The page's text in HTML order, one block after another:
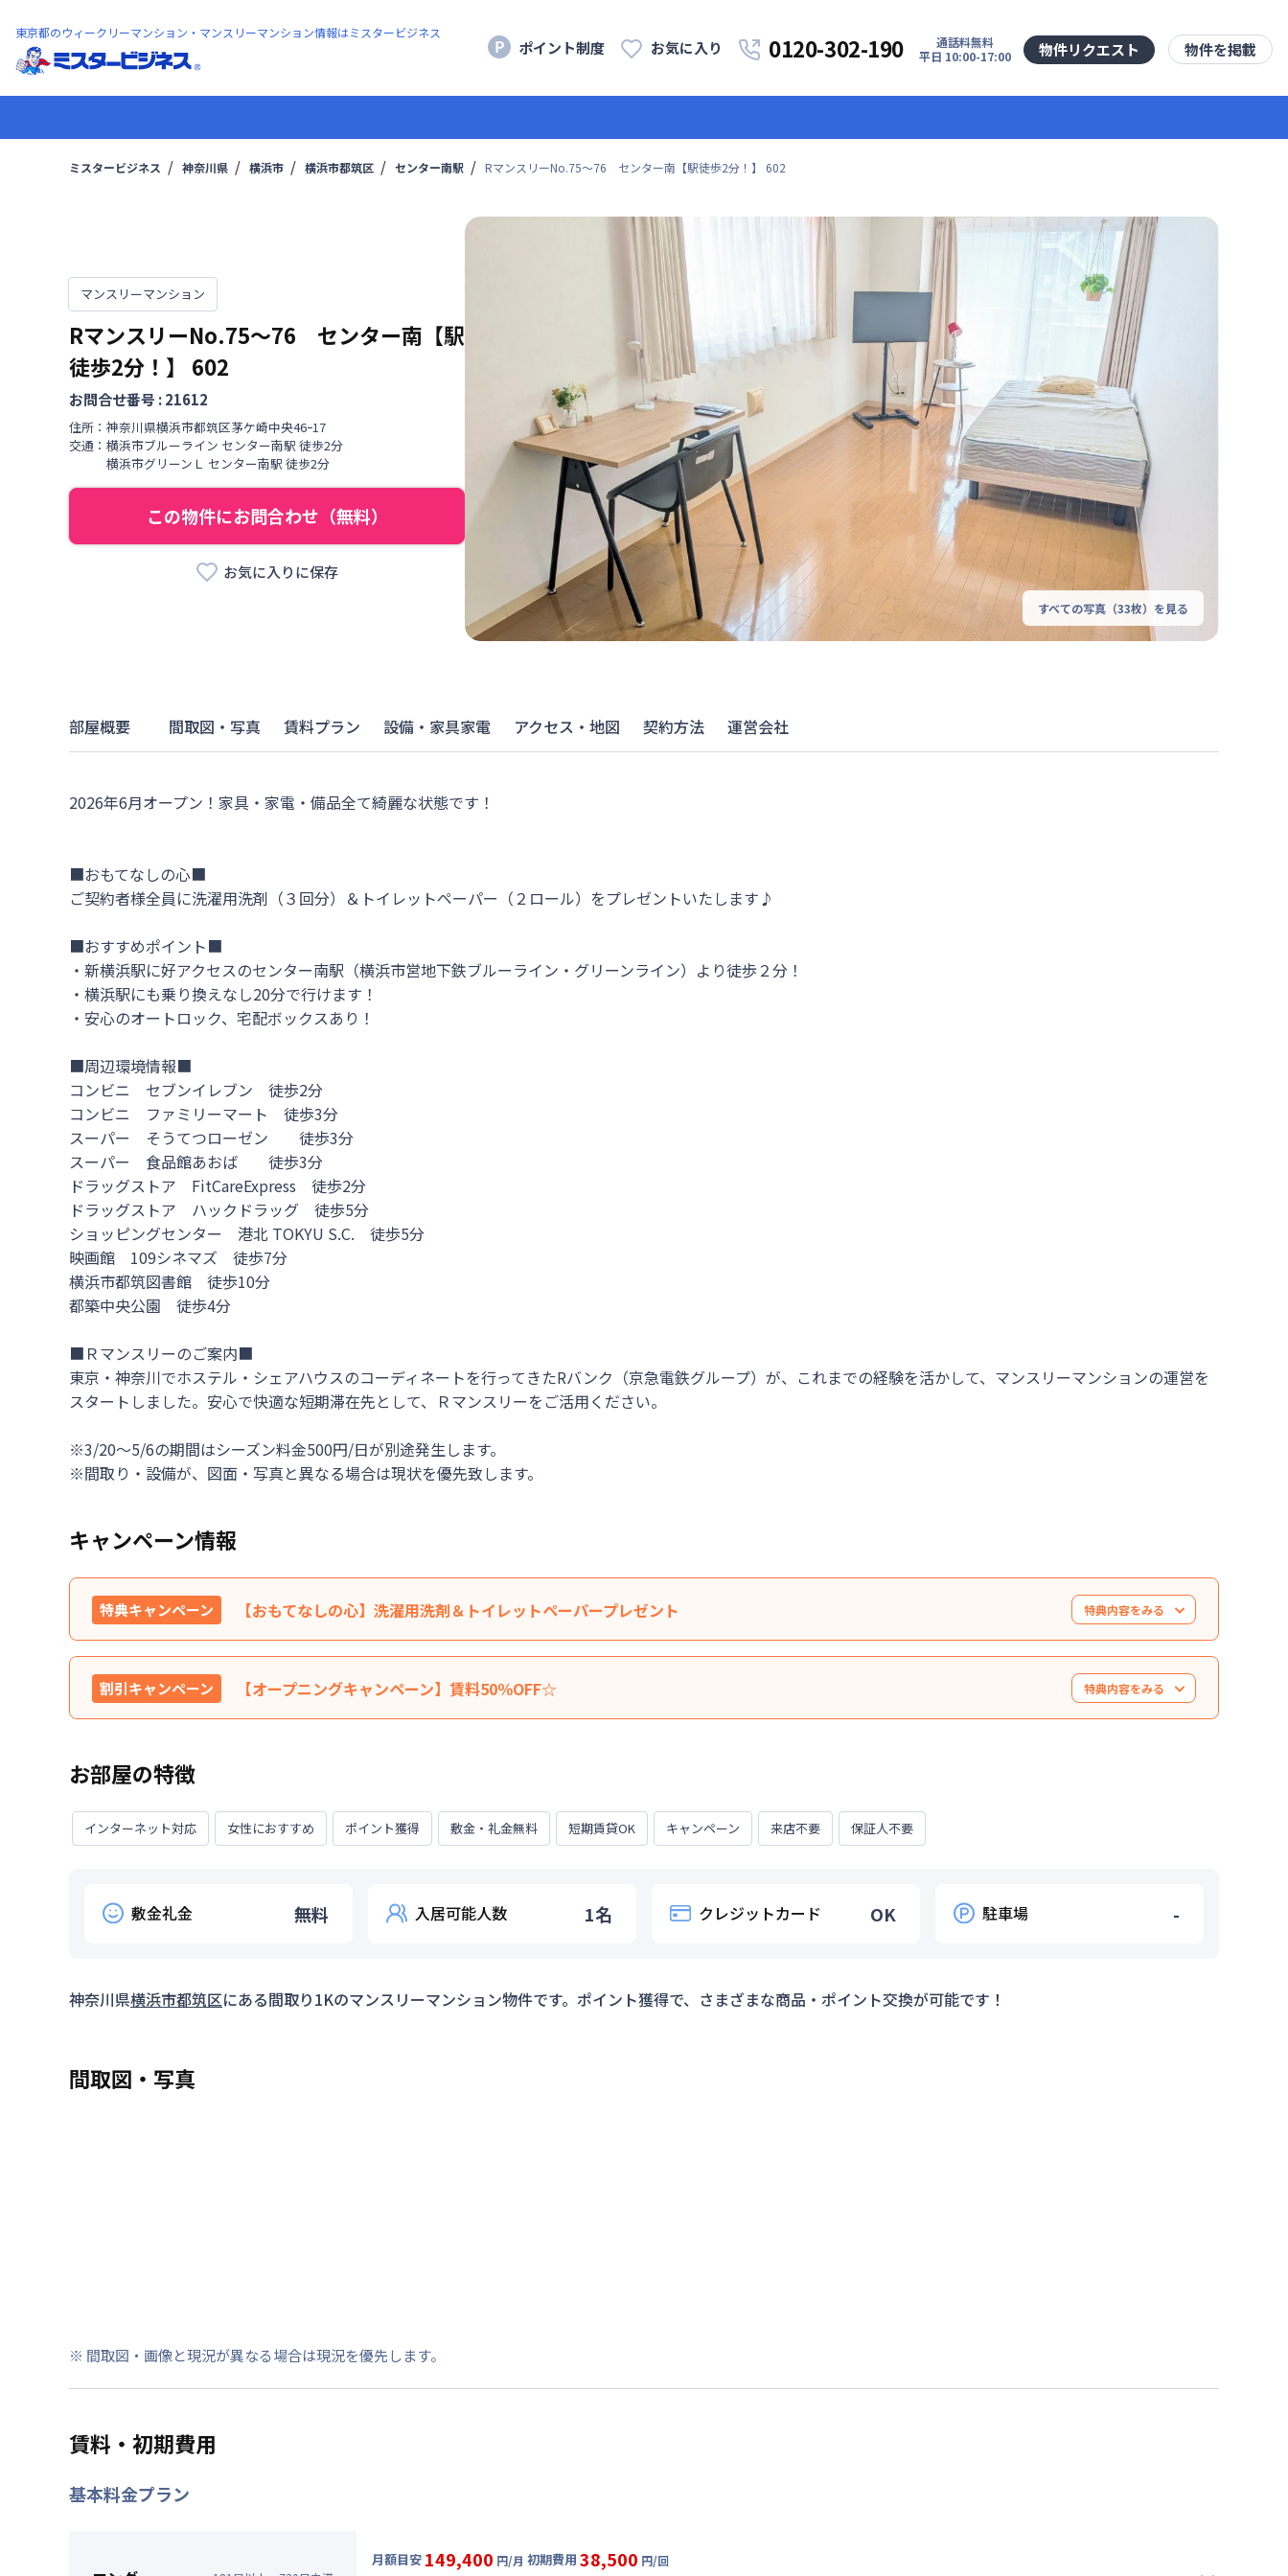
東京都のウィークリーマンション・マンスリーマンション情報はミスタービジネス
ポイント制度 お気に入り 0120-302-190
通話料無料
平日 10:00-17:00
物件リクエスト 物件を掲載
ミスタービジネス 神奈川県 横浜市 横浜市都筑区 センター南駅 RマンスリーNo.75～76 センター南【駅徒歩2分！】 602
マンスリーマンション
RマンスリーNo.75～76 センター南【駅
徒歩2分！】
602
お問合せ番号 :21612
住所： 神奈川県横浜市都筑区茅ケ崎中央46ｰ17
交通： 横浜市ブルーライン センター南駅 徒歩2分
横浜市グリーンＬ
センター南駅 徒歩2分
この物件にお問合わせ（無料）
お気に入りに保存
すべての写真（33枚）を見る
部屋概要 間取図・写真 賃料プラン 設備・家具家電 アクセス・地図 契約方法 運営会社
2026年6月オープン！家具・家電・備品全て綺麗な状態です！
■おもてなしの心■
ご契約者様全員に洗濯用洗剤（３回分）＆トイレットペーパー（２ロール）をプレゼントいたします♪
■おすすめポイント■
・新横浜駅に好アクセスのセンター南駅（横浜市営地下鉄ブルーライン・グリーンライン）より徒歩２分！
・横浜駅にも乗り換えなし20分で行けます！
・安心のオートロック、宅配ボックスあり！
■周辺環境情報■
コンビニ　セブンイレブン　徒歩2分
コンビニ　ファミリーマート　徒歩3分
スーパー　そうてつローゼン　　徒歩3分
スーパー　食品館あおば　　徒歩3分
ドラッグストア　FitCareExpress　徒歩2分
ドラッグストア　ハックドラッグ　徒歩5分
ショッピングセンター　港北 TOKYU S.C.　徒歩5分
映画館　109シネマズ　徒歩7分
横浜市都筑図書館　徒歩10分
都築中央公園　徒歩4分
■Ｒマンスリーのご案内■
東京・神奈川でホステル・シェアハウスのコーディネートを行ってきたRバンク（京急電鉄グループ）が、これまでの経験を活かして、マンスリーマンションの運営を
スタートしました。安心で快適な短期滞在先として、Ｒマンスリーをご活用ください。
※3/20～5/6の期間はシーズン料金500円/日が別途発生します。
※間取り・設備が、図面・写真と異なる場合は現状を優先致します。
キャンペーン情報
特典キャンペーン 【おもてなしの心】洗濯用洗剤＆トイレットペーパープレゼント 特典内容をみる
特典内容 洗濯用洗剤（３回分）＆トイレットペーパー（２ロール）をお部屋にご用意いたします♪
利用条件 ご契約者様全員
期間の制限はありません
割引キャンペーン 【オープニングキャンペーン】賃料50％OFF☆ 特典内容をみる
利用条件
対象期間 2026年6月30日 ~2026年8月31日
お部屋の特徴
インターネット対応 女性におすすめ ポイント獲得 敷金・礼金無料 短期賃貸OK キャンペーン 来店不要 保証人不要
敷金礼金 無料 入居可能人数 1名 クレジットカード OK 駐車場 -
神奈川県横浜市都筑区にある間取り1Kのマンスリーマンション物件です。ポイント獲得で、さまざまな商品・ポイント交換が可能です！
間取図・写真
※ 間取図・画像と現況が異なる場合は現況を優先します。
賃料・初期費用
基本料金プラン
月額目安 149,400 円/月 初期費用 38,500 円/回